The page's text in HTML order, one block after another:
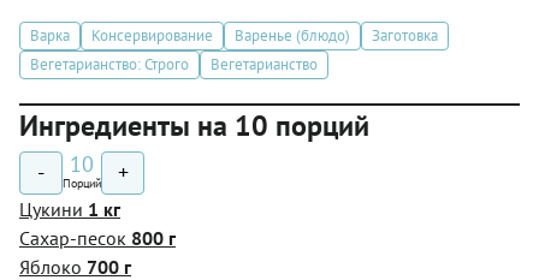
Варка Консервирование Варенье (блюдо)
Заготовка
Вегетарианство: Строго
Вегетарианство
Ингредиенты на 10 порций
- 10
Порций +
Цукини 1 кг
Сахар-песок 800 г
Яблоко 700 г